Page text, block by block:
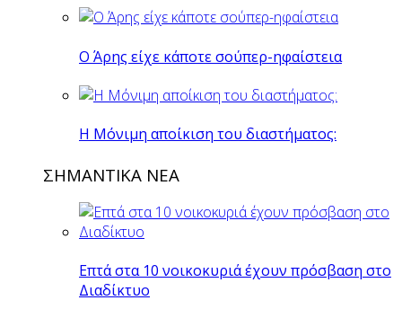
O Άρης είχε κάποτε σούπερ-ηφαίστεια
H Mόνιμη αποίκιση του διαστήματος:
ΣΗΜΑΝΤΙΚΑ ΝΕΑ
Επτά στα 10 νοικοκυριά έχουν πρόσβαση στο
Διαδίκτυο